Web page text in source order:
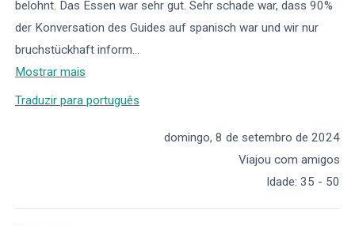
belohnt. Das Essen war sehr gut. Sehr schade war, dass 90%
der Konversation des Guides auf spanisch war und wir nur
bruchstückhaft inform...
Mostrar mais
Traduzir para português
domingo, 8 de setembro de 2024
Viajou com amigos
Idade: 35 - 50